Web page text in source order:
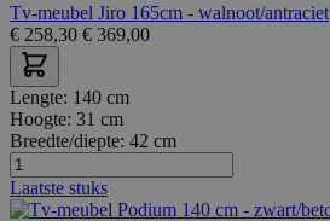
Tv-meubel Jiro 165cm - walnoot/antraciet
€ 258,30 € 369,00
Lengte: 140 cm
Hoogte: 31 cm
Breedte/diepte: 42 cm
Laatste stuks